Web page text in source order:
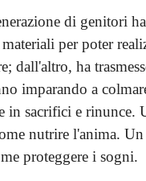
di genitori
per poter
dall'altro, ha
imparando a
in sacrifici e rinunce.
nutrire l'anima.
proteggere i sogni.